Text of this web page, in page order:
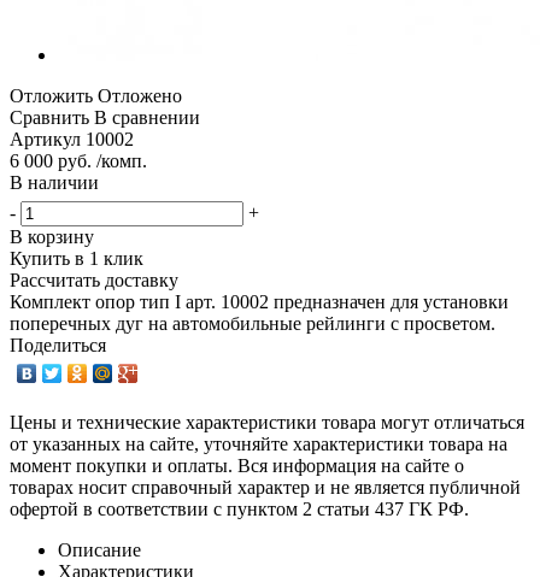
Отложить Отложено
Сравнить В сравнении
Артикул 10002
6 000 руб. /комп.
В наличии
-
+
В корзину
Купить в 1 клик
Рассчитать доставку
Комплект опор тип I арт. 10002 предназначен для установки
поперечных дуг на автомобильные рейлинги с просветом.
Поделиться
Цены и технические характеристики товара могут отличаться
от указанных на сайте, уточняйте характеристики товара на
момент покупки и оплаты. Вся информация на сайте о
товарах носит справочный характер и не является публичной
офертой в соответствии с пунктом 2 статьи 437 ГК РФ.
Описание
Характеристики